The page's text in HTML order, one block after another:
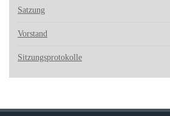
Satzung
Vorstand
Sitzungsprotokolle